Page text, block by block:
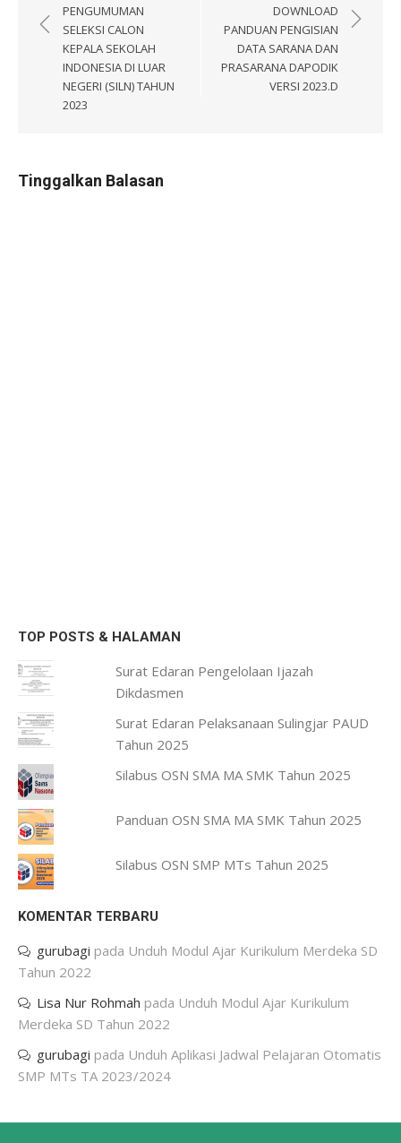
posPENGUMUMAN
SELEKSI CALON
KEPALA SEKOLAH
INDONESIA DI LUAR
NEGERI (SILN) TAHUN
2023
DOWNLOAD
PANDUAN PENGISIAN
DATA SARANA DAN
PRASARANA DAPODIK
VERSI 2023.D
Tinggalkan Balasan
TOP POSTS & HALAMAN
Surat Edaran Pengelolaan Ijazah
Dikdasmen
Surat Edaran Pelaksanaan Sulingjar PAUD
Tahun 2025
Silabus OSN SMA MA SMK Tahun 2025
Panduan OSN SMA MA SMK Tahun 2025
Silabus OSN SMP MTs Tahun 2025
KOMENTAR TERBARU
gurubagi pada Unduh Modul Ajar Kurikulum Merdeka SD
Tahun 2022
Lisa Nur Rohmah pada Unduh Modul Ajar Kurikulum
Merdeka SD Tahun 2022
gurubagi pada Unduh Aplikasi Jadwal Pelajaran Otomatis
SMP MTs TA 2023/2024